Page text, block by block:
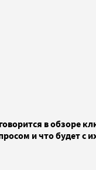
в
и что будет